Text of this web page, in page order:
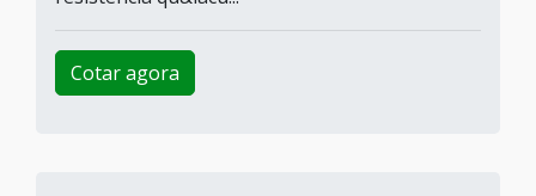
Cotar agora